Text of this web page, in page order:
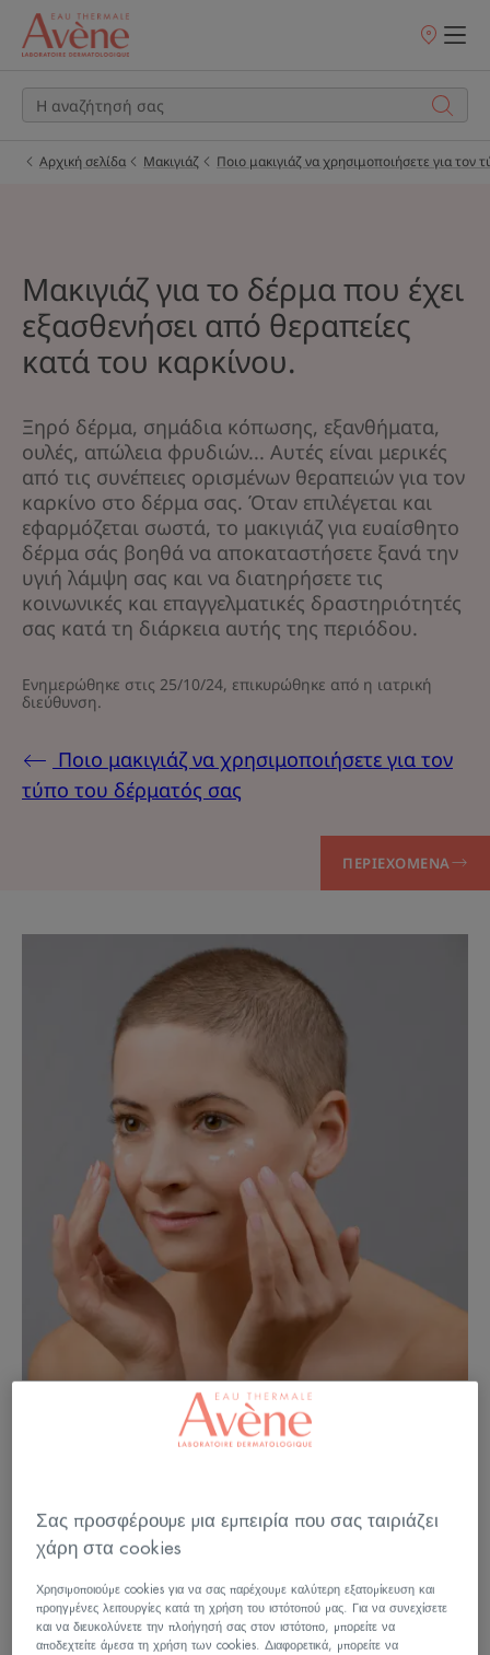
Σημεία
Αρχική σελίδα Μακιγιάζ Ποιο μακιγιάζ να χρησιμοποιήσετε για τον
Μακιγιάζ για το δέρμα που έχει
εξασθενήσει από θεραπείες
κατά του καρκίνου.
Ξηρό δέρμα, σημάδια κόπωσης, εξανθήματα,
ουλές, απώλεια φρυδιών... Αυτές είναι μερικές
από τις συνέπειες ορισμένων θεραπειών για τον
καρκίνο στο δέρμα σας. Όταν επιλέγεται και
εφαρμόζεται σωστά, το μακιγιάζ για ευαίσθητο
δέρμα σάς βοηθά να αποκαταστήσετε ξανά την
υγιή λάμψη σας και να διατηρήσετε τις
κοινωνικές και επαγγελματικές δραστηριότητές
σας κατά τη διάρκεια αυτής της περιόδου.
Ενημερώθηκε στις 25/10/24, επικυρώθηκε από η ιατρική
διεύθυνση.
Ποιο μακιγιάζ να χρησιμοποιήσετε για τον
τύπο του δέρματός σας
ΠΕΡΙΕΧΌΜΕΝΑ
θεραπείες: πιο ξηρό δέρμα
χημειοθεραπεία, στοχευμένη θεραπεία ή
ανοσοθεραπεία, είναι πιθανό να έχει
Σας προσφέρουμε μια εμπειρία που σας ταιριάζει
χάρη στα cookies
Χρησιμοποιούμε cookies για να σας παρέχουμε καλύτερη εξατομίκευση και
προηγμένες λειτουργίες κατά τη χρήση του ιστότοπού μας. Για να συνεχίσετε
και να διευκολύνετε την πλοήγησή σας στον ιστότοπο, μπορείτε να
αποδεχτείτε άμεσα τη χρήση των cookies. Διαφορετικά, μπορείτε να